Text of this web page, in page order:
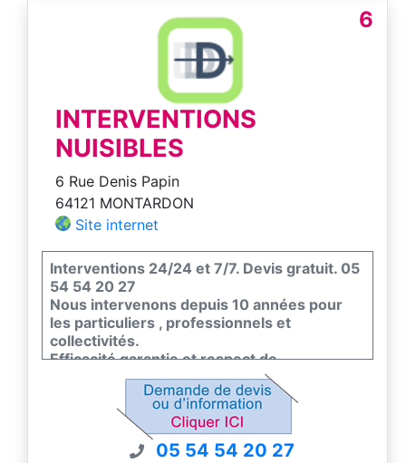
6
INTERVENTIONS
NUISIBLES
6 Rue Denis Papin
64121 MONTARDON
Site internet
Interventions 24/24 et 7/7. Devis gratuit. 05
54 54 20 27
Nous intervenons depuis 10 années pour
les particuliers , professionnels et
collectivités.
Efficacité garantie et respect de
l'environnement et de la faune et flore.
Nous sommes certifiés certiphyto -
certibiocide et nous sommes couvert par un
contrat d'assurance pour nos interventions.
05 54 54 20 27